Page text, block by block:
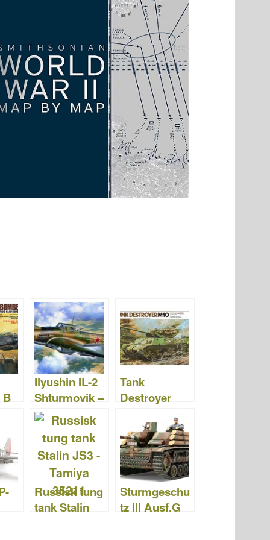
B
Ilyushin IL-2
Shturmovik –
Tamiya 61113
Tank
Destroyer
M10 - Tamiya
89554
Russisk tung
tank Stalin
Sturmgeschu
tz III Ausf.G